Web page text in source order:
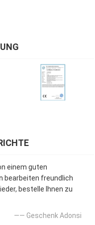
einem guten
bearbeiten freundlich
bestelle Ihnen zu
—— Geschenk Adonsi